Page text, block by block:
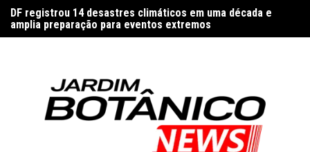
para
o
DF registrou 14 desastres climáticos em uma década e
amplia preparação para eventos extremos